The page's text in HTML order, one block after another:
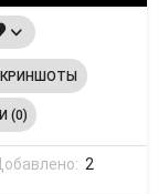
(0)
2